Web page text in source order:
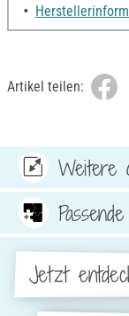
Artikel teilen:
Weitere
Jetzt